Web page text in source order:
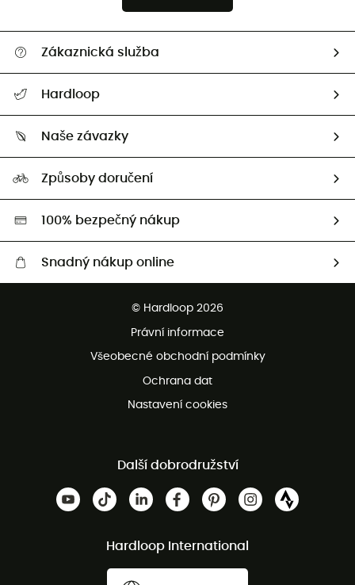
Zákaznická služba
Vrácení zboží a peněz
Hardloop
Naši Ambasadoři
Naše závazky
HardGreen
Způsoby doručení
100% bezpečný nákup
Snadný nákup online
Bezplatná zákaznická služba
© Hardloop 2026
Právní informace
Všeobecné obchodní podmínky
Ochrana dat
Nastavení cookies
Další dobrodružství
Hardloop International